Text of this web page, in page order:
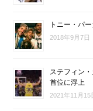
トニー・パ
2018年9月7日
ステフィン
首位に浮上
2021年11月15